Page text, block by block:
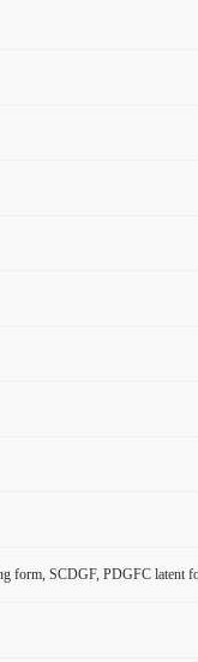
form, SCDGF, PDGFC